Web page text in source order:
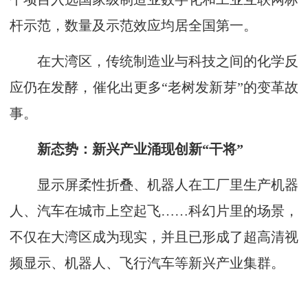
杆示范，数量及示范效应均居全国第一。
在大湾区，传统制造业与科技之间的化学反
应仍在发酵，催化出更多“老树发新芽”的变革故
事。
新态势：新兴产业涌现创新“干将”
显示屏柔性折叠、机器人在工厂里生产机器
人、汽车在城市上空起飞……科幻片里的场景，
不仅在大湾区成为现实，并且已形成了超高清视
频显示、机器人、飞行汽车等新兴产业集群。